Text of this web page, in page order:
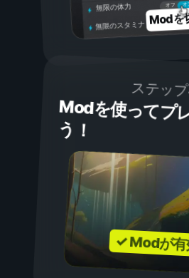
オ
オフ
無限の体力
無限のスタミナ Modを
ステッ
Modを使ってプ
う！
✓ Modが